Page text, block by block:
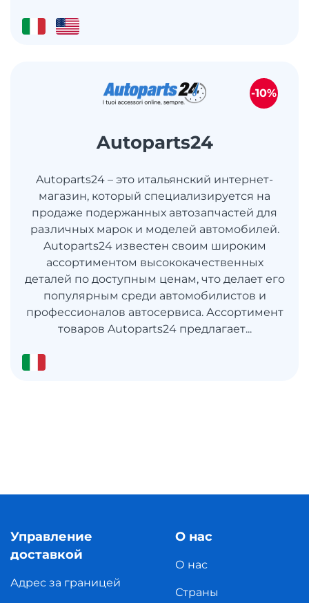
Autoparts24
Autoparts24 – это итальянский интернет-
магазин, который специализируется на
продаже подержанных автозапчастей для
различных марок и моделей автомобилей.
Autoparts24 известен своим широким
ассортиментом высококачественных
деталей по доступным ценам, что делает его
популярным среди автомобилистов и
профессионалов автосервиса. Ассортимент
товаров Autoparts24 предлагает...
-10%
Управление
доставкой
Адрес за границей
О нас
О нас
Страны